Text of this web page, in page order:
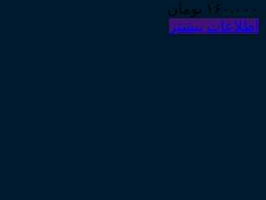
۱۶۰,۰۰۰ تومان
اطلاعات بیشتر